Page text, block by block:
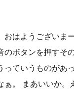
はようございま
のボタンを押すそ
ていうものがあ
。 まあいいか。